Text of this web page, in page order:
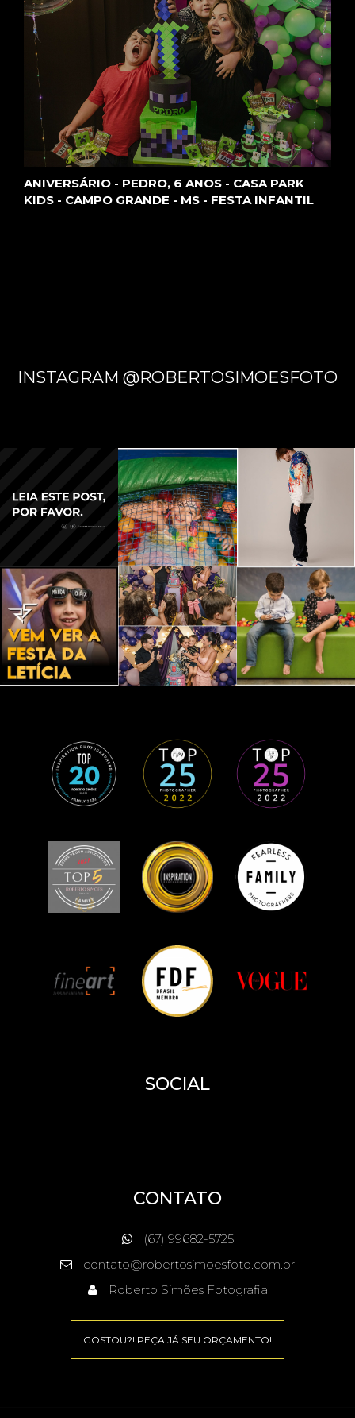
ANIVERSÁRIO - PEDRO, 6 ANOS - CASA PARK
KIDS - CAMPO GRANDE - MS - FESTA INFANTIL
INSTAGRAM @ROBERTOSIMOESFOTO
SOCIAL
CONTATO
(67) 99682-5725
contato@robertosimoesfoto.com.br
Roberto Simões Fotografia
GOSTOU?! PEÇA JÁ SEU ORÇAMENTO!